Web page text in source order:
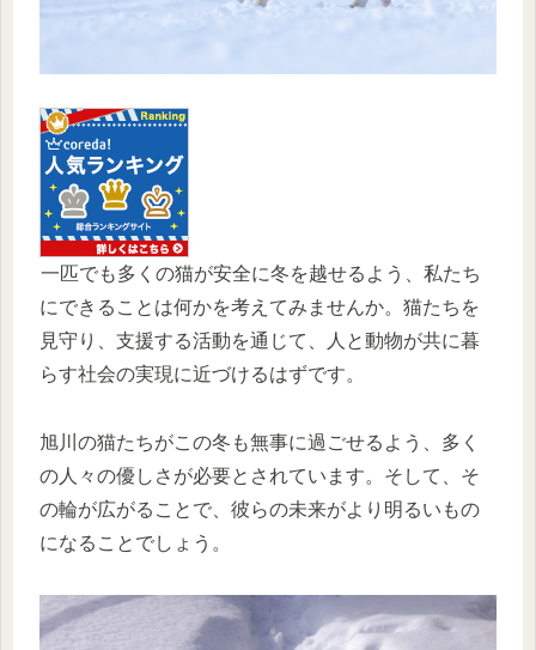
一匹でも多くの猫が安全に冬を越せるよう、私たち
にできることは何かを考えてみませんか。猫たちを
見守り、支援する活動を通じて、人と動物が共に暮
らす社会の実現に近づけるはずです。
旭川の猫たちがこの冬も無事に過ごせるよう、多く
の人々の優しさが必要とされています。そして、そ
の輪が広がることで、彼らの未来がより明るいもの
になることでしょう。